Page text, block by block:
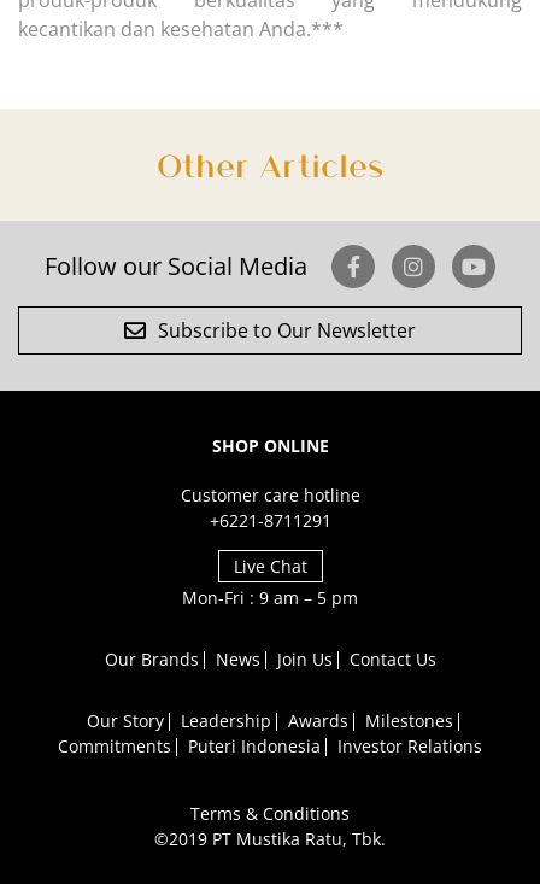
kecantikan dan kesehatan Anda.***
Other Articles
Follow our Social Media
Subscribe to Our Newsletter
SHOP ONLINE
Customer care hotline
+6221-8711291
Live Chat
Mon-Fri : 9 am – 5 pm
Our Brands News Join Us Contact Us
Our Story Leadership Awards
Milestones
Commitments
Puteri Indonesia Investor Relations
Terms & Conditions
©2019 PT Mustika Ratu, Tbk.